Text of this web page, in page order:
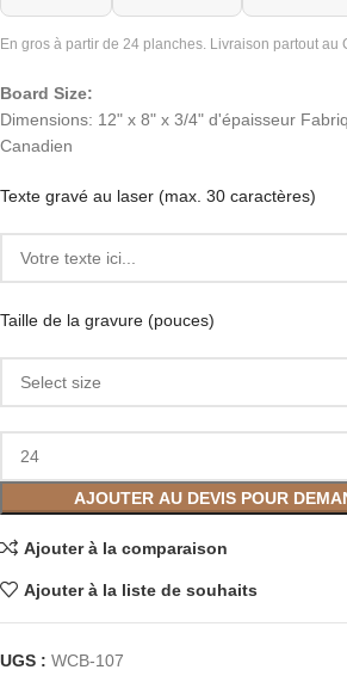
En gros à partir de 24 planches. Livraison partout au
Board Size:
Dimensions: 12" x 8" x 3/4" d'épaisseur
Canadien
Texte gravé au laser (max. 30 caractères)
Taille de la gravure (pouces)
AJOUTER AU DEVIS POUR
Ajouter à la comparaison
Ajouter à la liste de souhaits
UGS : WCB-107